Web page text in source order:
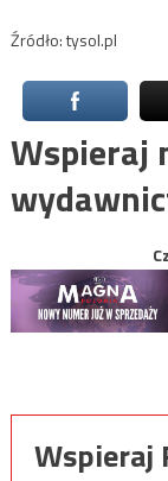
Źródło: tysol.pl
Wspieraj
Wspieraj